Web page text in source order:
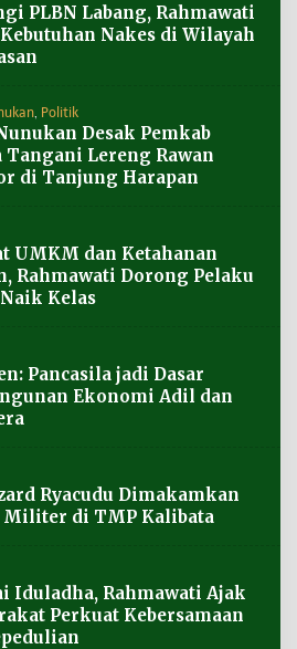
PLBN Labang, Rahmawati
Nakes di Wilayah
Politik
Desak Pemkab
Tangani Lereng Rawan
di Tanjung Harapan
UMKM dan Ketahanan
Rahmawati Dorong Pelaku
Kelas
Pancasila jadi Dasar
Ekonomi Adil dan
Ryacudu Dimakamkan
Militer di TMP Kalibata
Iduladha, Rahmawati Ajak
Perkuat Kebersamaan